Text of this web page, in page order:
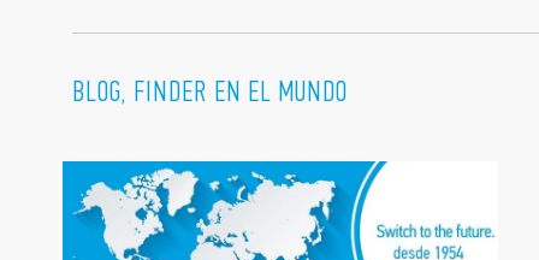
BLOG, FINDER EN EL MUNDO